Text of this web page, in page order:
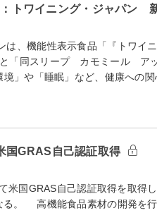
：トワイニング・ジャパン
、機能性表示食品「『トワイ
「同スリープ カモミール ア
」や「睡眠」など、健康への関
国GRAS自己認証取得
国GRAS自己認証取得を取得
る。 高機能食品素材の開発を